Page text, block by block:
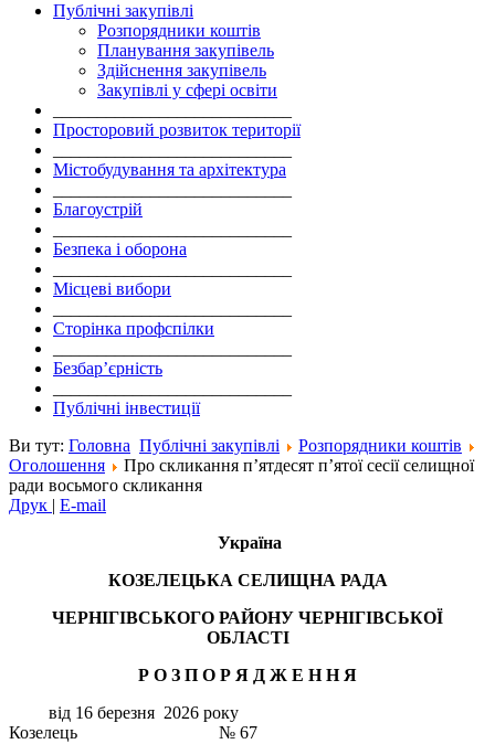
Публічні закупівлі
Розпорядники коштів
Планування закупівель
Здійснення закупівель
Закупівлі у сфері освіти
Просторовий розвиток території
Містобудування та архітектура
Благоустрій
Безпека і оборона
Місцеві вибори
Сторінка профспілки
Безбар’єрність
Публічні інвестиції
Ви тут: Головна Публічні закупівлі
Розпорядники коштів
Оголошення
Про скликання п’ятдесят п’ятої сесії селищної
ради восьмого скликання
Друк | E-mail
Україна
КОЗЕЛЕЦЬКА СЕЛИЩНА РАДА
ЧЕРНІГІВСЬКОГО РАЙОНУ ЧЕРНІГІВСЬКОЇ
ОБЛАСТІ
Р О З П О Р Я Д Ж Е ННЯ
від 16 березня 2026 року
Козелець № 67